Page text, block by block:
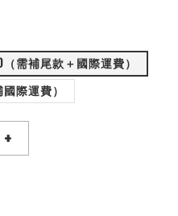
需補尾款＋國際運費）
際運費）
+